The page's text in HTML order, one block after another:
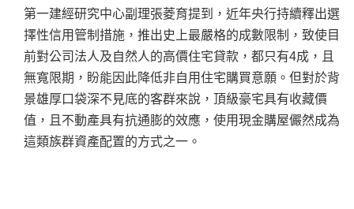
第一建經研究中心副理張菱育提到，近年央行持續釋出選
擇性信用管制措施，推出史上最嚴格的成數限制，致使目
前對公司法人及自然人的高價住宅貸款，都只有4成，且
無寬限期，盼能因此降低非自用住宅購買意願。但對於背
景雄厚口袋深不見底的客群來說，頂級豪宅具有收藏價
值，且不動產具有抗通膨的效應，使用現金購屋儼然成為
這類族群資產配置的方式之一。